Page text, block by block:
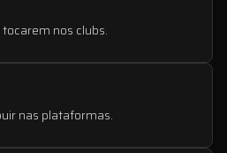
nos clubs.
nas plataformas.